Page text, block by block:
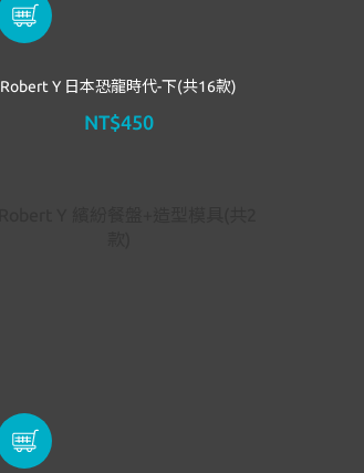
Robert Y 日本恐龍時代-下(共16款)
NT$450